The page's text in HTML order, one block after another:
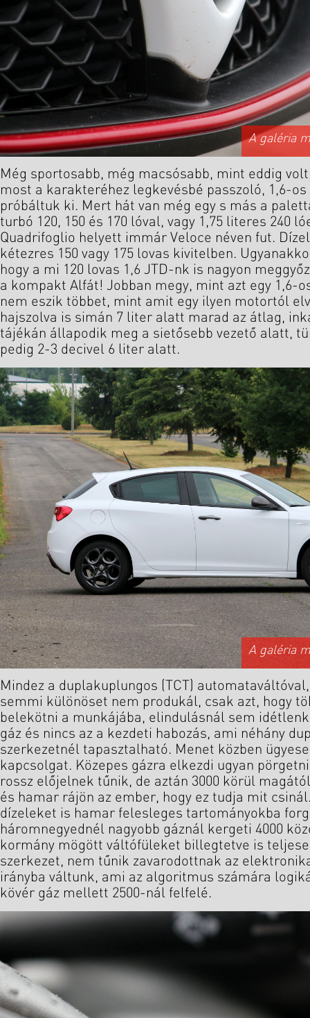
A galéria
Még sportosabb, még macsósabb, mint eddig
most a karakteréhez legkevésbé passzoló, 1,6-
próbáltuk ki. Mert hát van még egy s más a
turbó 120, 150 és 170 lóval, vagy 1,75 literes 240
Quadrifoglio helyett immár Veloce néven fut.
kétezres 150 vagy 175 lovas kivitelben.
hogy a mi 120 lovas 1,6 JTD-nk is nagyon
a kompakt Alfát! Jobban megy, mint azt egy 1,6-
nem eszik többet, mint amit egy ilyen motortól
hajszolva is simán 7 liter alatt marad az átlag,
tájékán állapodik meg a sietősebb vezető alatt,
pedig 2-3 decivel 6 liter alatt.
A galéria
Mindez a duplakuplungos (TCT)
semmi különöset nem produkál, csak azt, hogy
belekötni a munkájába, elindulásnál sem
gáz és nincs az a kezdeti habozás, ami néhány
szerkezetnél tapasztalható. Menet közben
kapcsolgat. Közepes gázra elkezdi ugyan
rossz előjelnek tűnik, de aztán 3000 körül
és hamar rájön az ember, hogy ez tudja mit
dízeleket is hamar felesleges tartományokba
háromnegyednél nagyobb gáznál kergeti 4000
kormány mögött váltófüleket billegtetve is
szerkezet, nem tűnik zavarodottnak az
irányba váltunk, ami az algoritmus számára
kövér gáz mellett 2500-nál felfelé.